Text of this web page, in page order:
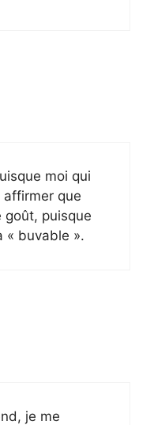
moi qui
que
goût, puisque
« buvable ».
je me